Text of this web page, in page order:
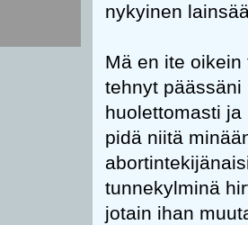
nykyinen
Mä en ite
tehnyt
huolettomasti
pidä niitä
tunnekylminä
jotain ihan